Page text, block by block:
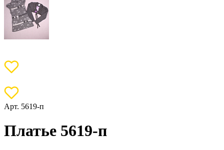
Арт. 5619-п
Платье 5619-п